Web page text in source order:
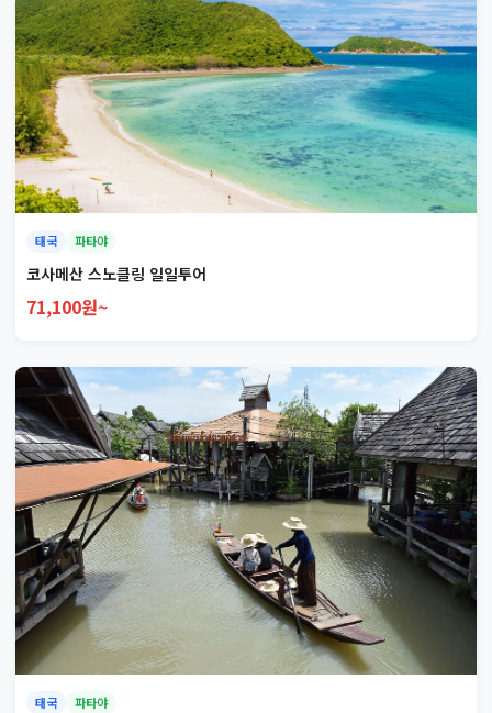
태국 파타야
코사메산 스노클링 일일투어
71,100원~
태국 파타야